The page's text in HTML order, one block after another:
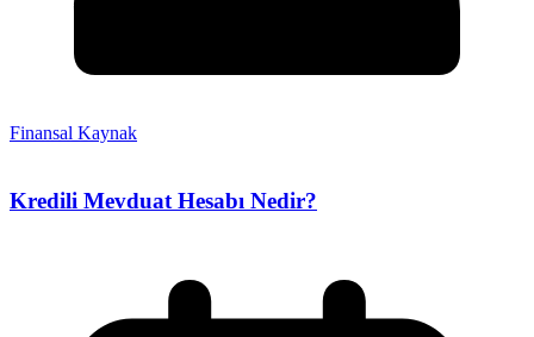
Finansal Kaynak
Kredili Mevduat Hesabı Nedir?